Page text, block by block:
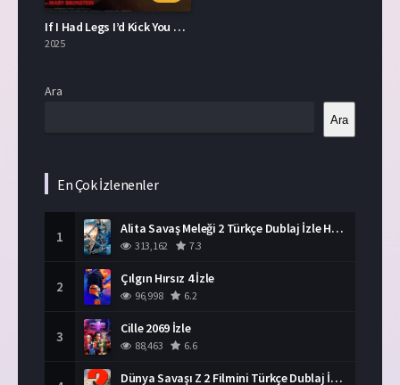
If I Had Legs I’d Kick You Türkçe Dublaj İzle
2025
Ara
Ara
En Çok İzlenenler
1 Alita Savaş Meleği 2 Türkçe Dublaj İzle HD Film
313,162 7.3
2 Çılgın Hırsız 4 İzle
96,998 6.2
3 Cille 2069 İzle
88,463 6.6
Dünya Savaşı Z 2 Filmini Türkçe Dublaj İzle